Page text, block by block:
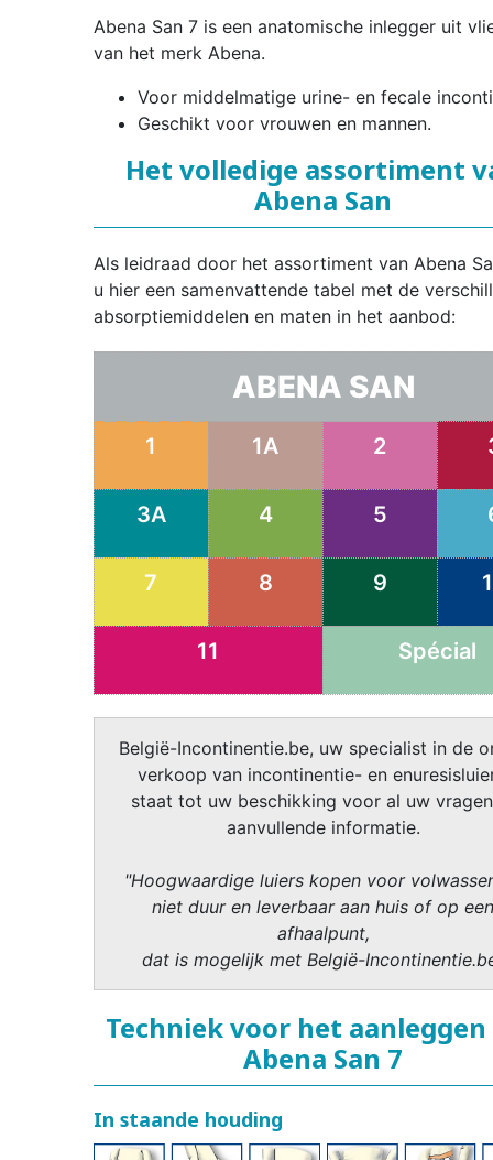
Abena San 7 is een anatomische inlegger uit
van het merk Abena.
Voor middelmatige urine- en fecale
Geschikt voor vrouwen en mannen.
Het volledige assortiment
Abena San
Als leidraad door het assortiment van Abena
u hier een samenvattende tabel met de
absorptiemiddelen en maten in het aanbod:
ABENA SAN
1 1A 2
3A 4 5
7 8 9
11 Spécial
België-Incontinentie.be, uw specialist in de
verkoop van incontinentie- en
staat tot uw beschikking voor al uw
aanvullende informatie.
"Hoogwaardige luiers kopen voor
niet duur en leverbaar aan huis of op een
afhaalpunt,
dat is mogelijk met België-
Techniek voor het aanleggen
Abena San 7
In staande houding